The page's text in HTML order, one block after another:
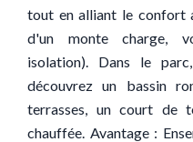
tout en alliant le confort
d'un monte charge,
isolation). Dans le
découvrez un bassin
terrasses, un court de
chauffée. Avantage :